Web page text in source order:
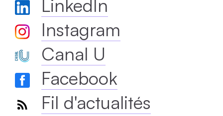
LinkedIn
Instagram
Canal U
Facebook
Fil d'actualités